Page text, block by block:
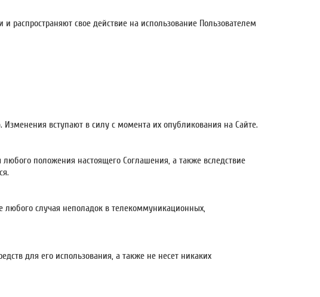
распространяют свое действие на использование Пользователем
вступают в силу с момента их опубликования на Сайте.
положения настоящего Соглашения, а также вследствие
любого случая неполадок в телекоммуникационных,
для его использования, а также не несет никаких